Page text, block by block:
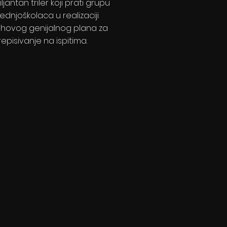
triler koji prati grupu
u realizaciji
genijalnog plana za
na ispitima.